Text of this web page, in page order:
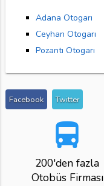
Adana Otogarı
Ceyhan Otogarı
Pozantı Otogarı
Facebook Twitter
directions_bus
200'den fazla
Otobüs Firması